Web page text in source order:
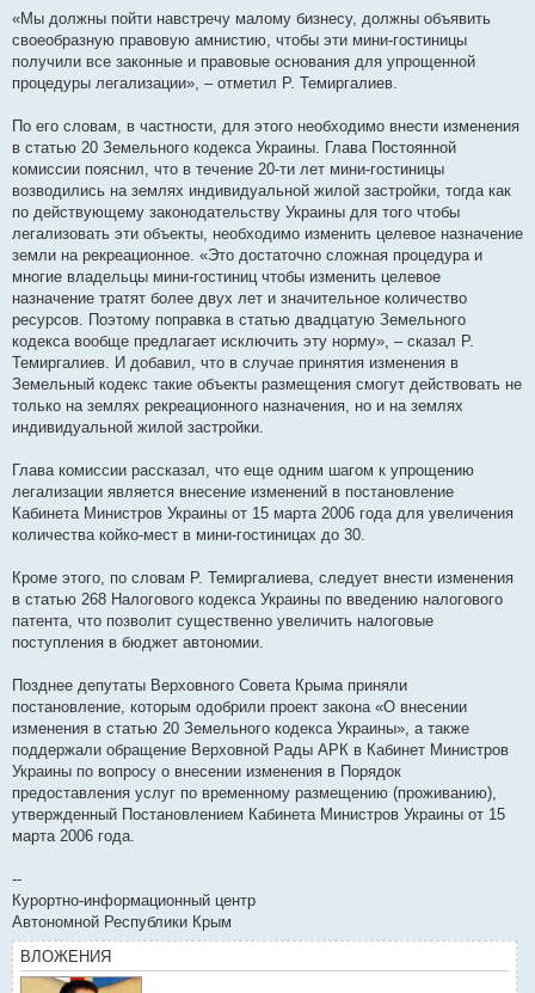
«Мы должны пойти навстречу малому бизнесу, должны объявить
своеобразную правовую амнистию, чтобы эти мини-гостиницы
получили все законные и правовые основания для упрощенной
процедуры легализации», – отметил Р. Темиргалиев.
По его словам, в частности, для этого необходимо внести изменения
в статью 20 Земельного кодекса Украины. Глава Постоянной
комиссии пояснил, что в течение 20-ти лет мини-гостиницы
возводились на землях индивидуальной жилой застройки, тогда как
по действующему законодательству Украины для того чтобы
легализовать эти объекты, необходимо изменить целевое назначение
земли на рекреационное. «Это достаточно сложная процедура и
многие владельцы мини-гостиниц чтобы изменить целевое
назначение тратят более двух лет и значительное количество
ресурсов. Поэтому поправка в статью двадцатую Земельного
кодекса вообще предлагает исключить эту норму», – сказал Р.
Темиргалиев. И добавил, что в случае принятия изменения в
Земельный кодекс такие объекты размещения смогут действовать не
только на землях рекреационного назначения, но и на землях
индивидуальной жилой застройки.
Глава комиссии рассказал, что еще одним шагом к упрощению
легализации является внесение изменений в постановление
Кабинета Министров Украины от 15 марта 2006 года для увеличения
количества койко-мест в мини-гостиницах до 30.
Кроме этого, по словам Р. Темиргалиева, следует внести изменения
в статью 268 Налогового кодекса Украины по введению налогового
патента, что позволит существенно увеличить налоговые
поступления в бюджет автономии.
Позднее депутаты Верховного Совета Крыма приняли
постановление, которым одобрили проект закона «О внесении
изменения в статью 20 Земельного кодекса Украины», а также
поддержали обращение Верховной Рады АРК в Кабинет Министров
Украины по вопросу о внесении изменения в Порядок
предоставления услуг по временному размещению (проживанию),
утвержденный Постановлением Кабинета Министров Украины от 15
марта 2006 года.
--
Курортно-информационный центр
Автономной Республики Крым
ВЛОЖЕНИЯ